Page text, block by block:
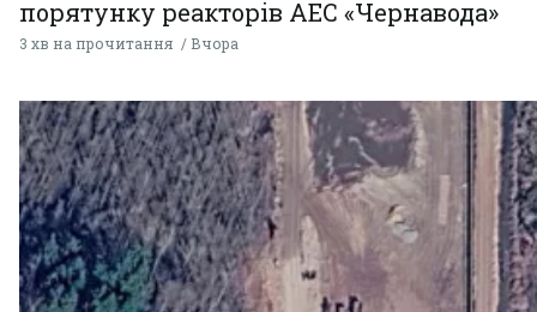
порятунку реакторів АЕС «Чернавода»
3 хв на прочитання Вчора